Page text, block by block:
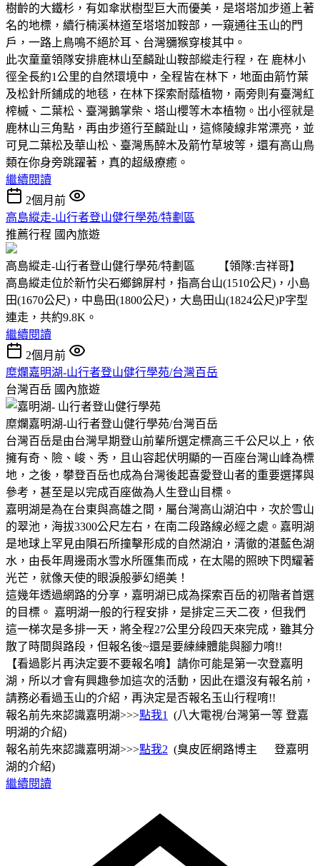
樹齡的大鐵杉，有如傘狀樹型巨大而優美，是塔塔加步道上著
名的地標，續行楠溪林道至塔塔加鞍部，一窺通往玉山的門
戶，一路上鳥鳴不絕於耳、台灣獼猴穿梭其中。
此次童童領隊安排鹿林山至麟趾山鞍部縱走行程，在 鹿林小
徑全長約1公里的自然環境中，全程皆在林下，地面由箭竹葉
及松針所鋪成的地毯，在林下探索耐蔭植物，兩旁則有臺灣紅
榨槭、二葉松、臺灣鵝掌柴、塔山櫻等木本植物。出小徑就是
鹿林山三角點，再由步道行至麟趾山，這條陵線非常漂亮，並
可見二葉松及華山松、臺灣馬醉木及箭竹草坡等，還有高山鳥
類在你身旁跳躍著，真的超級療癒。
繼續閱讀
2個月前
高島縱走-山行者登山健行學苑/特劃區
推薦行程 國內旅遊
高島縱走-山行者登山健行學苑/特劃區 【領隊:吉祥哥】
高島縱走位於新竹尖石鄉錦屏村，指高台山(1510公尺)，小島
田(1670公尺)，中島田(1800公尺)，大島田山(1824公尺)P字型
連走，共約9.8K。
繼續閱讀
2個月前
糜爛嘉明湖-山行者登山健行學苑/台灣百岳
台灣百岳 國內旅遊
糜爛嘉明湖-山行者登山健行學苑/台灣百岳
台灣百岳是由台灣早期登山前輩所選定標高三千公尺以上，依
擁有奇、險、峻、秀，且山容起伏明顯的一百座台灣山峰為標
地，之後，攀登百岳也成為台灣後起喜愛登山者的重要選擇與
參考，甚至是以完成百座做為人生登山目標。
嘉明湖是為在台東與高雄之間，屬台灣高山湖泊中，次於雪山
的翠池，海拔3300公尺左右，在南二段路線必經之處。嘉明湖
是地球上罕見由隕石所撞擊形成的自然湖泊，清徹的湛藍色湖
水，由長年周邊雨水雪水所匯集而成，在太陽的照映下閃耀著
光芒，就像天使的眼淚般夢幻絕美！
這幾年透過網路的分享，嘉明湖已成為探索百岳的初階者首選
的目標。 嘉明湖一般的行程安排，是排定三天二夜，但我們
這一梯次是多排一天，將全程27公里分段四天來完成，雖其分
散了時間與路段，但報名後~還是要練練體能與腳力唷!!
【看過影片再決定要不要報名唷】請你可能是第一次登嘉明
湖，所以才會有興趣參加這次的活動，因此在還沒有報名前，
請務必看過玉山的介紹，再決定是否報名玉山行程唷!!
報名前先來認識嘉明湖>>>點我1
(八大電視/台灣第一等 登嘉
明湖的介紹)
報名前先來認識嘉明湖>>>點我2 (臭皮匠網路博主 登嘉明
湖的介紹)
繼續閱讀